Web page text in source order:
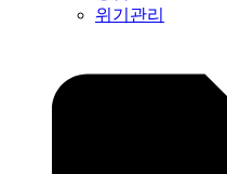
위기관리